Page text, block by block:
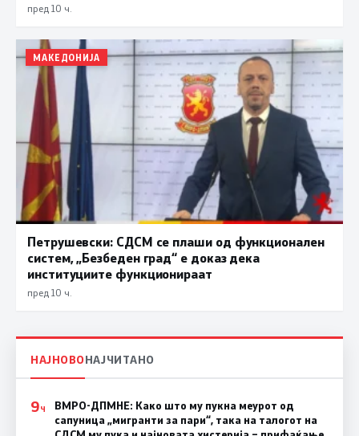
пред 10 ч.
МАКЕДОНИЈА
Петрушевски: СДСМ се плаши од функционален
систем, „Безбеден град“ е доказ дека
институциите функционираат
пред 10 ч.
НАЈНОВОНАЈЧИТАНО
9Ч
ВМРО-ДПМНЕ: Како што му пукна меурот од
сапуница „мигранти за пари“, така на талогот на